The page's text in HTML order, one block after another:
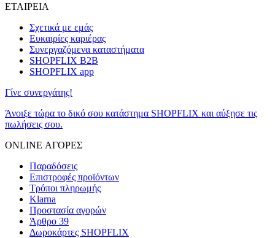
ΕΤΑΙΡΕΙΑ
Σχετικά με εμάς
Ευκαιρίες καριέρας
Συνεργαζόμενα καταστήματα
SHOPFLIX B2B
SHOPFLIX app
Γίνε συνεργάτης!
Άνοιξε τώρα το δικό σου κατάστημα SHOPFLIX και αύξησε τις
πωλήσεις σου.
ONLINE ΑΓΟΡΕΣ
Παραδόσεις
Επιστροφές προϊόντων
Τρόποι πληρωμής
Klarna
Προστασία αγορών
Άρθρο 39
Δωροκάρτες SHOPFLIX